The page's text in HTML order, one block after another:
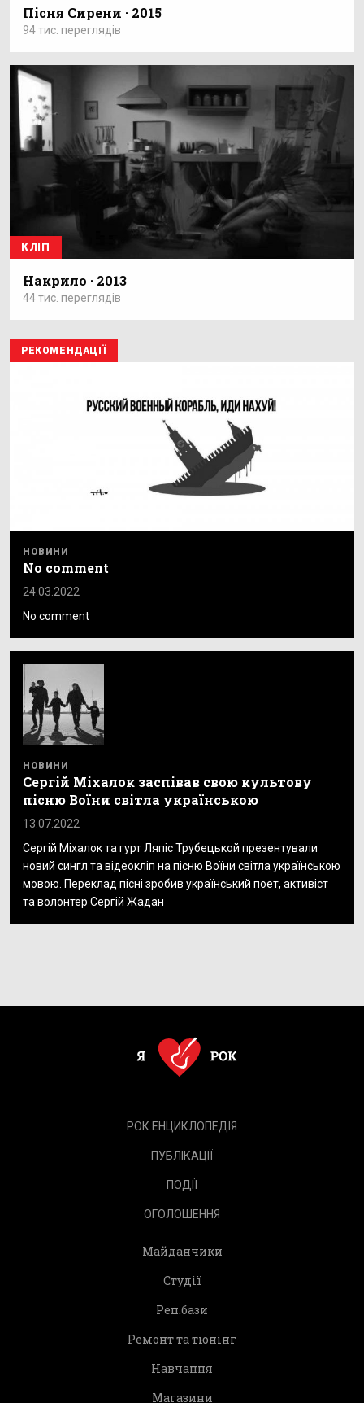
Пісня Сирени · 2015
94 тис. переглядів
КЛІП
Накрило · 2013
44 тис. переглядів
РЕКОМЕНДАЦІЇ
НОВИНИ
No comment
24.03.2022
No comment
НОВИНИ
Сергій Міхалок заспівав свою культову
пісню Воїни світла українською
13.07.2022
Сергій Міхалок та гурт Ляпіс Трубецькой презентували
новий сингл та відеокліп на пісню Воїни світла українською
мовою. Переклад пісні зробив український поет, активіст
та волонтер Сергій Жадан
РОК.ЕНЦИКЛОПЕДІЯ
ПУБЛІКАЦІЇ
ПОДІЇ
ОГОЛОШЕННЯ
Майданчики
Студії
Реп.бази
Ремонт та тюнінг
Навчання
Магазини